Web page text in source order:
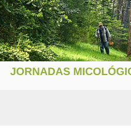
JORNADAS